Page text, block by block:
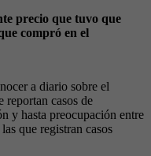
precio que tuvo que
compró en el
a diario sobre el
reportan casos de
y hasta preocupación entre
que registran casos